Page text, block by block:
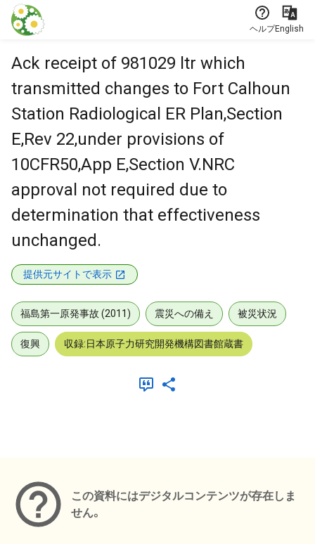
本文に飛ぶ
ヘルプEnglish
Ack receipt of 981029 ltr which
transmitted changes to Fort Calhoun
Station Radiological ER Plan,Section
E,Rev 22,under provisions of
10CFR50,App E,Section V.NRC
approval not required due to
determination that effectiveness
unchanged.
提供元サイトで表示
福島第一原発事故 (2011) 震災への備え 被災状況
復興 収録:日本原子力研究開発機構図書館蔵書
この資料にはデジタルコンテンツが存在しま
せん。